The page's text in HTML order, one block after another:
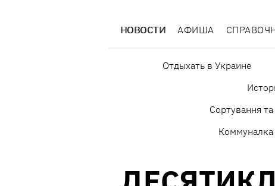
НОВОСТИ АФИША
Отдыхать в Украине
Сортування
Коммуналка